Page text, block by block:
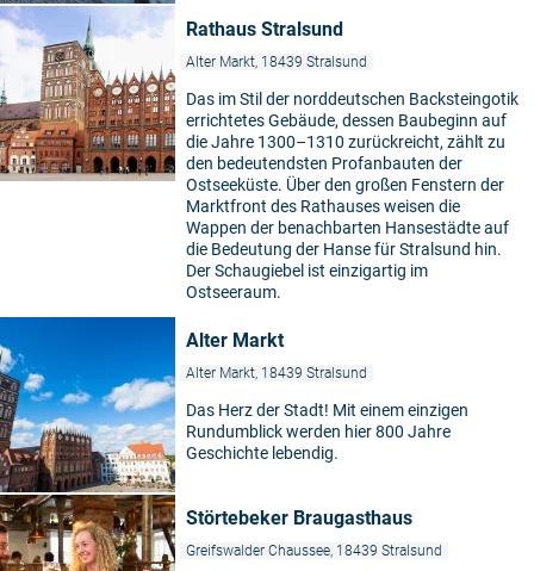
Rathaus Stralsund
Alter Markt, 18439 Stralsund
Das im Stil der norddeutschen Backsteingotik
errichtetes Gebäude, dessen Baubeginn auf
die Jahre 1300–1310 zurückreicht, zählt zu
den bedeutendsten Profanbauten der
Ostseeküste. Über den großen Fenstern der
Marktfront des Rathauses weisen die
Wappen der benachbarten Hansestädte auf
die Bedeutung der Hanse für Stralsund hin.
Der Schaugiebel ist einzigartig im
Ostseeraum.
Alter Markt
Alter Markt, 18439 Stralsund
Das Herz der Stadt! Mit einem einzigen
Rundumblick werden hier 800 Jahre
Geschichte lebendig.
Störtebeker Braugasthaus
Greifswalder Chaussee, 18439 Stralsund